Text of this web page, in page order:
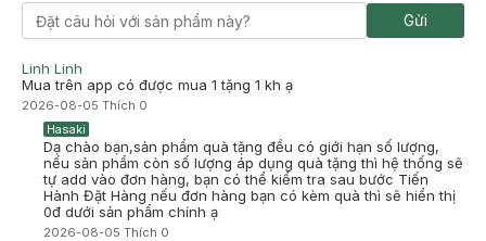
mua lại
Gửi
Linh Linh
Mua trên app có được mua 1 tặng 1 kh ạ
2026-08-05 Thích 0
Hasaki
Dạ chào bạn,sản phẩm quà tặng đều có giới hạn số lượng,
nếu sản phẩm còn số lượng áp dụng quà tặng thì hệ thống sẽ
tự add vào đơn hàng, bạn có thể kiểm tra sau bước Tiến
Hành Đặt Hàng nếu đơn hàng bạn có kèm quà thì sẽ hiển thị
0đ dưới sản phẩm chính ạ
2026-08-05 Thích 0